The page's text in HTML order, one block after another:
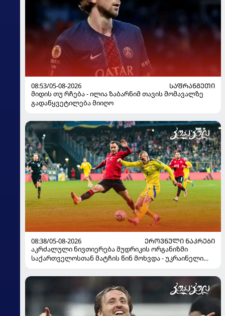
08:53/05-08-2026
ᲡᲐᲤᲠᲐᲜᲒᲔᲗᲘ
მიდის თუ რჩება - ილია ზაბარნიმ თავის მომავალზე
გადაწყვეტილება მიიღო
08:38/05-08-2026
ᲔᲠᲝᲕᲜᲣᲚᲘ ᲜᲐᲙᲠᲔᲑᲘ
აკრძალული ნივთიერება მუდრიკის ორგანიზმი
საქართველოსთან მატჩის წინ მოხვდა - უკრაინელი
ინფორმაციას ავრცელებს